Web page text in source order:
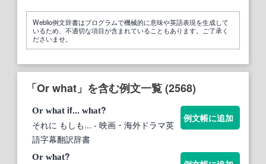
Weblio例文辞書はプログラムで機械的に意味や英語表現を生成して
いるため、不適切な項目が含まれていることもあります。ご了承く
ださいませ。
「Or what」を含む例文一覧 (2568)
Or what if... what?
それに もしも... - 映画・海外ドラマ英
語字幕翻訳辞書
例文帳に追加
Or what?